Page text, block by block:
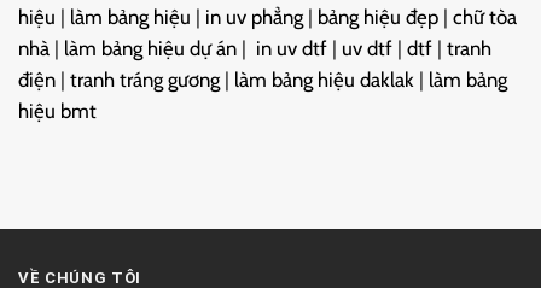
hiệu | làm bảng hiệu | in uv phẳng | bảng hiệu đẹp | chữ tòa
nhà | làm bảng hiệu dự án | in uv dtf | uv dtf | dtf | tranh
điện | tranh tráng gương | làm bảng hiệu daklak | làm bảng
hiệu bmt
VỀ CHÚNG TÔI